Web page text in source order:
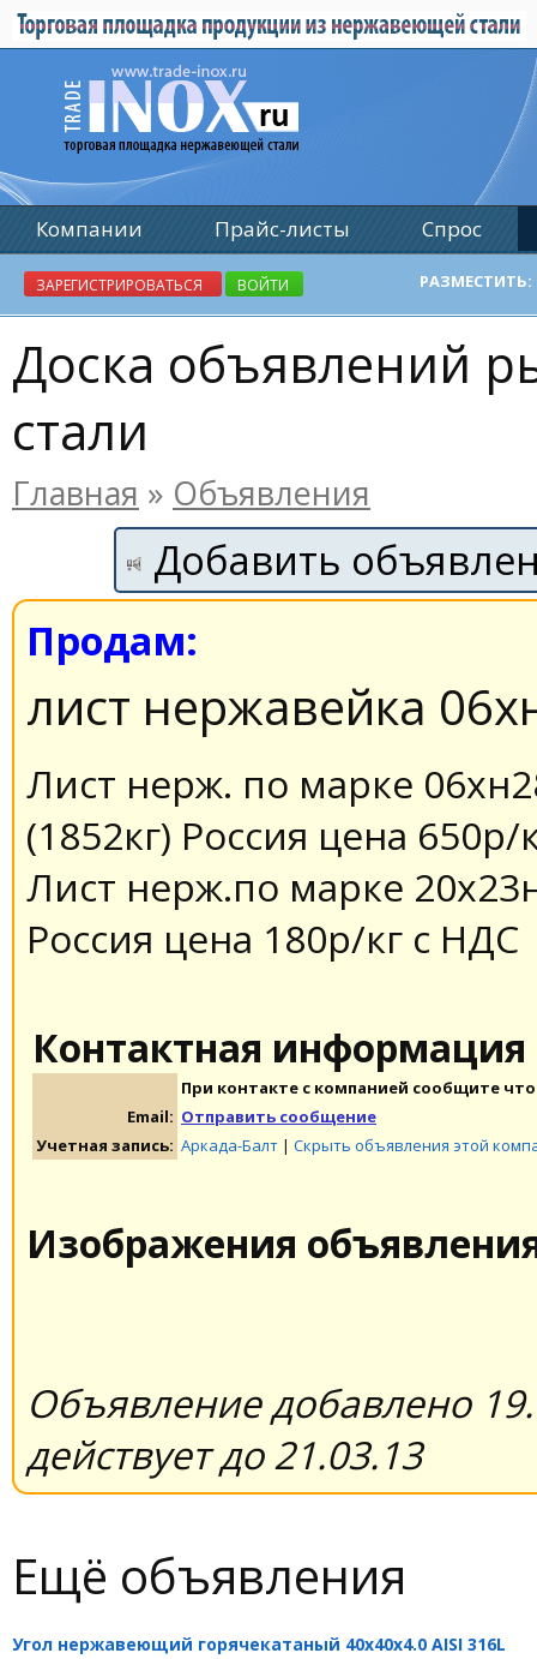
Доска объявлений
стали
Главная » Объявления
Добавить
Продам:
лист нержавейка
Лист нерж. по марке
(1852кг) Россия цена 650р/
Лист нерж.по марке
Россия цена 180р/кг с НДС
Контактная информация
При контакте с компанией сообщите
Email: Отправить сообщение
Учетная запись: Аркада-Балт | Скрыть объявления этой
Изображения
Объявление добавлено
действует до 21.03.13
Ещё объявления
Угол нержавеющий горячекатаный 40х40х4.0 AISI 316L
Компании Прайс-листы
Спрос
Реклама
ЗАРЕГИСТРИРОВАТЬСЯ ВОЙТИ РАЗМЕСТИТЬ: